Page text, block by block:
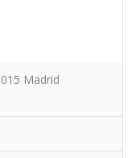
Madrid